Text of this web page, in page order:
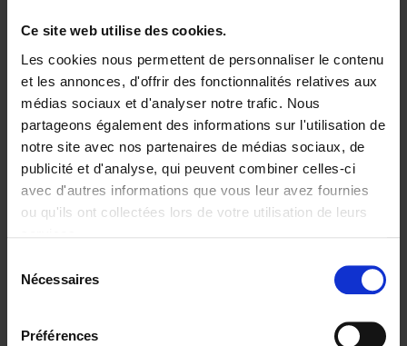
Ce site web utilise des cookies.
Les cookies nous permettent de personnaliser le contenu
et les annonces, d'offrir des fonctionnalités relatives aux
médias sociaux et d'analyser notre trafic. Nous
partageons également des informations sur l'utilisation de
notre site avec nos partenaires de médias sociaux, de
publicité et d'analyse, qui peuvent combiner celles-ci
avec d'autres informations que vous leur avez fournies
ou qu'ils ont collectées lors de votre utilisation de leurs
Nécessaires
Préférences
The Offer You Can't
Refuse
Steven Van Belleghem
Couverture souple
2020 256
€37,50
Building Bonds = Building